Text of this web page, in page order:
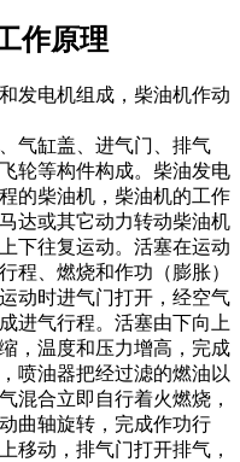
作原理
发电机组成，柴油机作动
气缸盖、进气门、排气
轮等构件构成。柴油发电
的柴油机，柴油机的工作
达或其它动力转动柴油机
下往复运动。活塞在运动
程、燃烧和作功（膨胀）
动时进气门打开，经空气
进气行程。活塞由下向上
，温度和压力增高，完成
喷油器把经过滤的燃油以
混合立即自行着火燃烧，
曲轴旋转，完成作功行
移动，排气门打开排气，